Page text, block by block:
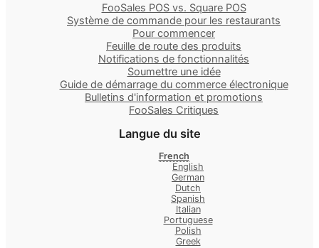
FooSales POS vs. Square POS
Système de commande pour les restaurants
Pour commencer
Feuille de route des produits
Notifications de fonctionnalités
Soumettre une idée
Guide de démarrage du commerce électronique
Bulletins d'information et promotions
FooSales Critiques
Langue du site
French
English
German
Dutch
Spanish
Italian
Portuguese
Polish
Greek